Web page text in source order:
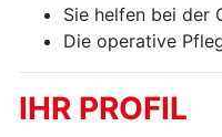
Sie helfen bei der
Die operative
IHR PROFIL